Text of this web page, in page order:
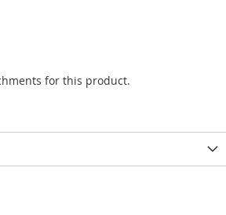
for this product.